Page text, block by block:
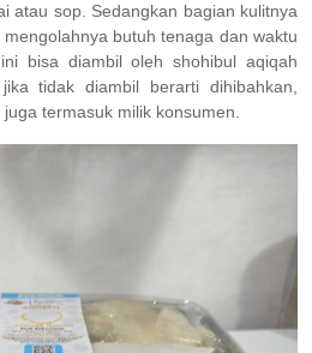
atau sop. Sedangkan bagian kulitnya
butuh tenaga dan waktu
bisa diambil oleh shohibul aqiqah
tidak diambil berarti dihibahkan,
termasuk milik konsumen.